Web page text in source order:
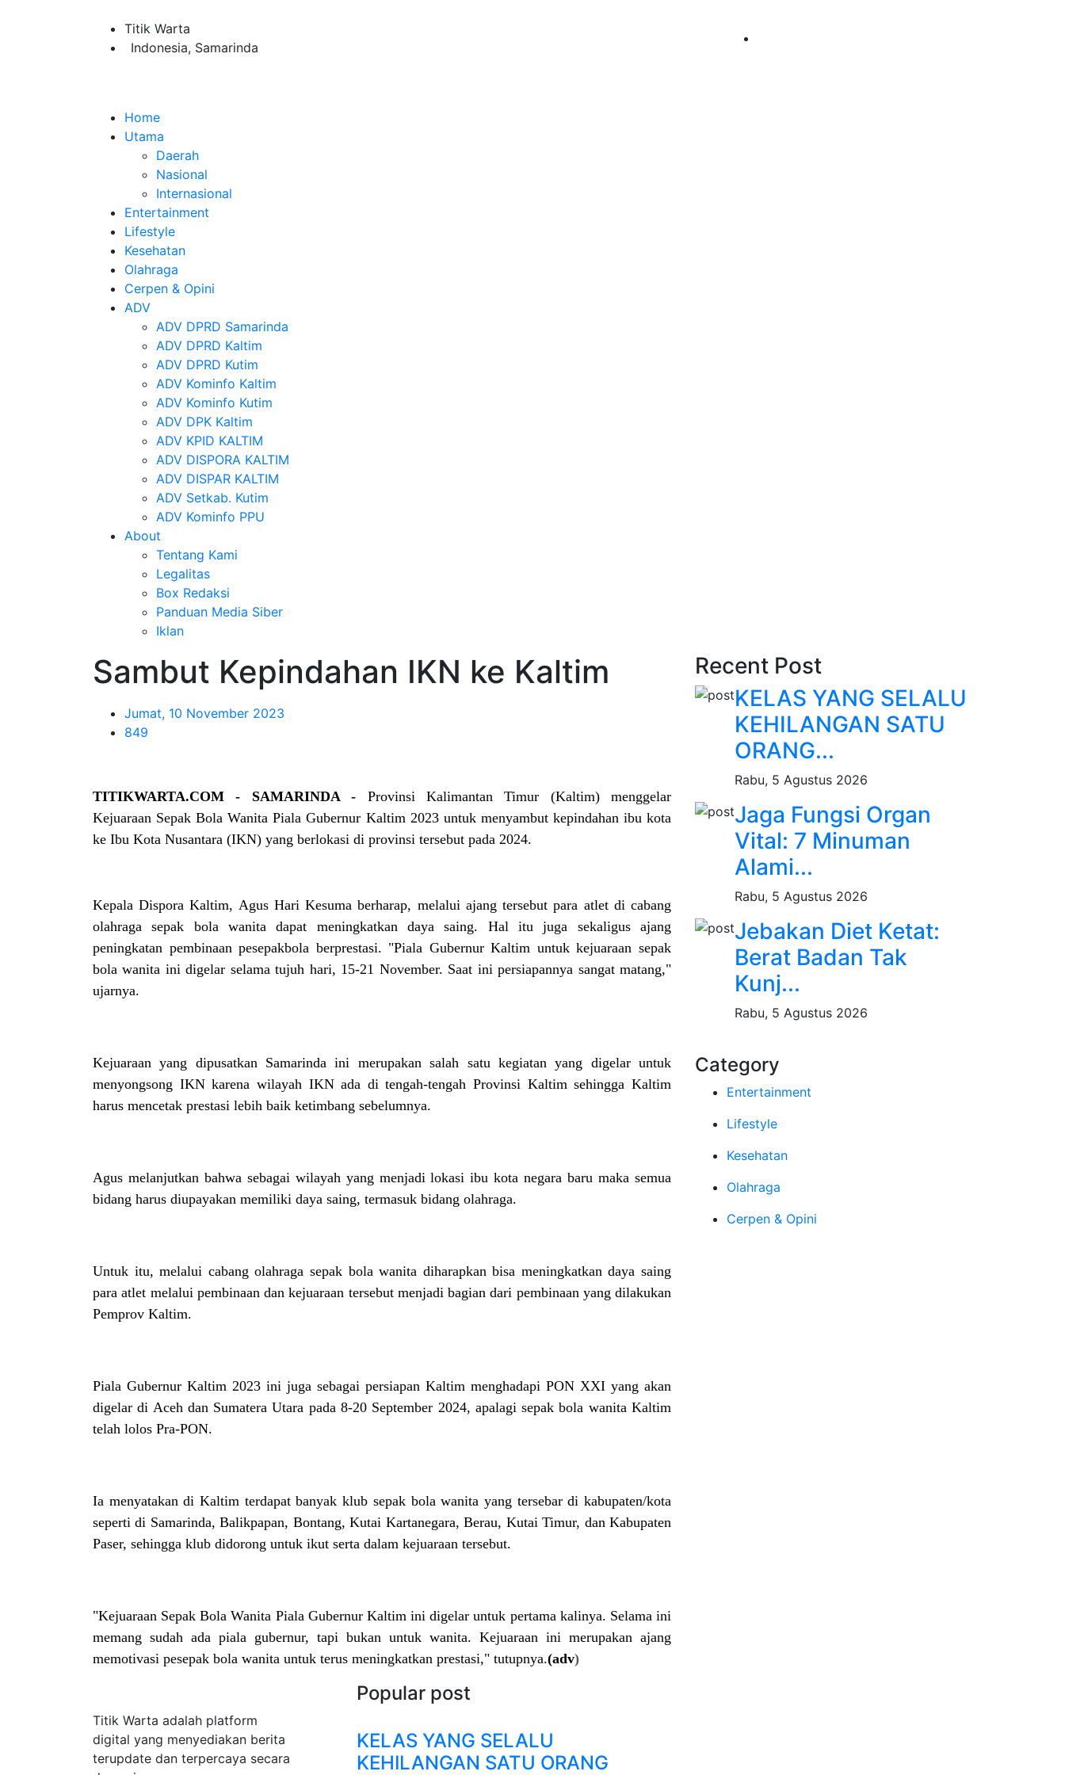
Titik Warta
Indonesia, Samarinda
Home
Utama
Daerah
Nasional
Internasional
Entertainment
Lifestyle
Kesehatan
Olahraga
Cerpen & Opini
ADV
ADV DPRD Samarinda
ADV DPRD Kaltim
ADV DPRD Kutim
ADV Kominfo Kaltim
ADV Kominfo Kutim
ADV DPK Kaltim
ADV KPID KALTIM
ADV DISPORA KALTIM
ADV DISPAR KALTIM
ADV Setkab. Kutim
ADV Kominfo PPU
About
Tentang Kami
Legalitas
Box Redaksi
Panduan Media Siber
Iklan
Sambut Kepindahan IKN ke Kaltim
Jumat, 10 November 2023
849
TITIKWARTA.COM - SAMARINDA - Provinsi Kalimantan Timur (Kaltim) menggelar
Kejuaraan Sepak Bola Wanita Piala Gubernur Kaltim 2023 untuk menyambut kepindahan ibu kota
ke Ibu Kota Nusantara (IKN) yang berlokasi di provinsi tersebut pada 2024.
Kepala Dispora Kaltim, Agus Hari Kesuma berharap, melalui ajang tersebut para atlet di cabang
olahraga sepak bola wanita dapat meningkatkan daya saing. Hal itu juga sekaligus ajang
peningkatan pembinaan pesepakbola berprestasi. "Piala Gubernur Kaltim untuk kejuaraan sepak
bola wanita ini digelar selama tujuh hari, 15-21 November. Saat ini persiapannya sangat matang,"
ujarnya.
Kejuaraan yang dipusatkan Samarinda ini merupakan salah satu kegiatan yang digelar untuk
menyongsong IKN karena wilayah IKN ada di tengah-tengah Provinsi Kaltim sehingga Kaltim
harus mencetak prestasi lebih baik ketimbang sebelumnya.
Agus melanjutkan bahwa sebagai wilayah yang menjadi lokasi ibu kota negara baru maka semua
bidang harus diupayakan memiliki daya saing, termasuk bidang olahraga.
Untuk itu, melalui cabang olahraga sepak bola wanita diharapkan bisa meningkatkan daya saing
para atlet melalui pembinaan dan kejuaraan tersebut menjadi bagian dari pembinaan yang dilakukan
Pemprov Kaltim.
Piala Gubernur Kaltim 2023 ini juga sebagai persiapan Kaltim menghadapi PON XXI yang akan
digelar di Aceh dan Sumatera Utara pada 8-20 September 2024, apalagi sepak bola wanita Kaltim
telah lolos Pra-PON.
Ia menyatakan di Kaltim terdapat banyak klub sepak bola wanita yang tersebar di kabupaten/kota
seperti di Samarinda, Balikpapan, Bontang, Kutai Kartanegara, Berau, Kutai Timur, dan Kabupaten
Paser, sehingga klub didorong untuk ikut serta dalam kejuaraan tersebut.
"Kejuaraan Sepak Bola Wanita Piala Gubernur Kaltim ini digelar untuk pertama kalinya. Selama ini
memang sudah ada piala gubernur, tapi bukan untuk wanita. Kejuaraan ini merupakan ajang
memotivasi pesepak bola wanita untuk terus meningkatkan prestasi," tutupnya.(adv)
Recent Post
KELAS YANG SELALU
KEHILANGAN SATU
ORANG...
Rabu, 5 Agustus 2026
Jaga Fungsi Organ
Vital: 7 Minuman
Alami...
Rabu, 5 Agustus 2026
Jebakan Diet Ketat:
Berat Badan Tak
Kunj...
Rabu, 5 Agustus 2026
Category
Entertainment
Lifestyle
Kesehatan
Olahraga
Cerpen & Opini
Titik Warta adalah platform
digital yang menyediakan berita
terupdate dan terpercaya secara
Popular post
KELAS YANG SELALU
KEHILANGAN SATU ORANG